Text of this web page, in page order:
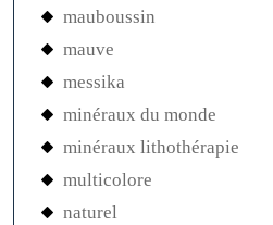
mauboussin
mauve
messika
minéraux du monde
minéraux lithothérapie
multicolore
naturel